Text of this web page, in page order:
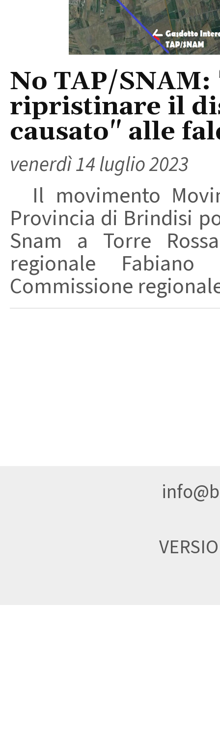
No TAP/SNAM:
ripristinare il
causato" alle
venerdì 14 luglio 2023
Il movimento
Provincia di Brindisi
Snam a Torre
regionale
Commissione